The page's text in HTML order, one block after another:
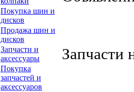
Покупка шин и
дисков
Продажа шин и
дисков
Запчасти и
аксессуары
Запчасти
Покупка
запчастей и
аксессуаров